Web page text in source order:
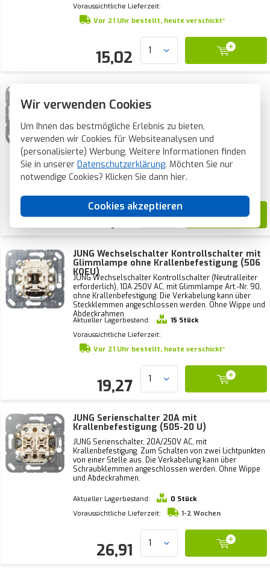
Wir verwenden Cookies
Um Ihnen das bestmögliche Erlebnis zu bieten,
verwenden wir Cookies für Websiteanalysen und
(personalisierte) Werbung. Weitere Informationen finden
Sie in unserer Datenschutzerklärung. Möchten Sie nur
notwendige Cookies? Klicken Sie dann hier.
Cookies akzeptieren
Voraussichtliche Lieferzeit:
Vor 21 Uhr bestellt, heute verschickt*
15,02
Krallenbefestigung (506-20 U)
Krallenbefestigung. Die Verkabelung kann über
Schraubklemmen angeschlossen werden. Ohne Wippe
und Abdeckrahmen.
Aktueller Lagerbestand:
10 Stück
Voraussichtliche Lieferzeit:
14,94
JUNG Wechselschalter Kontrollschalter mit
Glimmlampe ohne Krallenbefestigung (506
KOEU)
JUNG Wechselschalter Kontrollschalter (Neutralleiter
erforderlich), 10A 250V AC, mit Glimmlampe Art.-Nr. 90,
ohne Krallenbefestigung. Die Verkabelung kann über
Steckklemmen angeschlossen werden. Ohne Wippe und
Abdeckrahmen.
Aktueller Lagerbestand:
15 Stück
Voraussichtliche Lieferzeit:
Vor 21 Uhr bestellt, heute verschickt*
19,27
JUNG Serienschalter 20A mit
Krallenbefestigung (505-20 U)
JUNG Serienschalter, 20A/250V AC, mit
Krallenbefestigung. Zum Schalten von zwei Lichtpunkten
von einer Stelle aus. Die Verkabelung kann über
Schraubklemmen angeschlossen werden. Ohne Wippe
und Abdeckrahmen.
Aktueller Lagerbestand:
0 Stück
Voraussichtliche Lieferzeit:
1-2 Wochen
26,91